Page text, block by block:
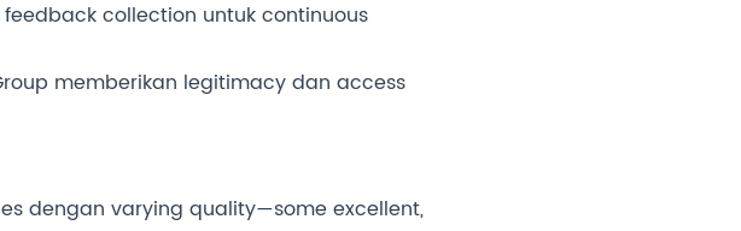
collection untuk continuous
memberikan legitimacy dan access
dengan varying quality—some excellent,